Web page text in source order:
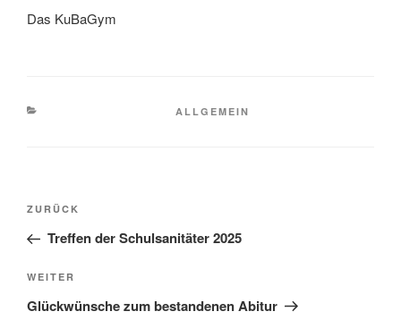
Das KuBaGym
KATEGORIEN
ALLGEMEIN
Beitragsnavigation
Vorheriger
Beitrag
ZURÜCK
Treffen der Schulsanitäter 2025
Nächster
Beitrag
WEITER
Glückwünsche zum bestandenen Abitur